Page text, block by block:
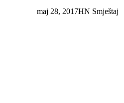
maj 28, 2017HN Smještaj